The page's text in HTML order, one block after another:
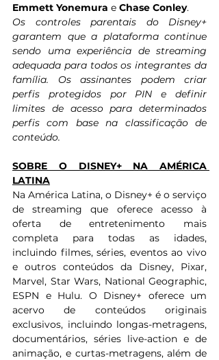
Emmett Yonemura e Chase Conley.
Os controles parentais do Disney+
garantem que a plataforma continue
sendo uma experiência de streaming
adequada para todos os integrantes da
família. Os assinantes podem criar
perfis protegidos por PIN e definir
limites de acesso para determinados
perfis com base na classificação de
conteúdo.
SOBRE O DISNEY+ NA AMÉRICA
LATINA
Na América Latina, o Disney+ é o serviço
de streaming que oferece acesso à
oferta de entretenimento mais
completa para todas as idades,
incluindo filmes, séries, eventos ao vivo
e outros conteúdos da Disney, Pixar,
Marvel, Star Wars, National Geographic,
ESPN e Hulu. O Disney+ oferece um
acervo de conteúdos originais
exclusivos, incluindo longas-metragens,
documentários, séries live-action e de
animação, e curtas-metragens, além de